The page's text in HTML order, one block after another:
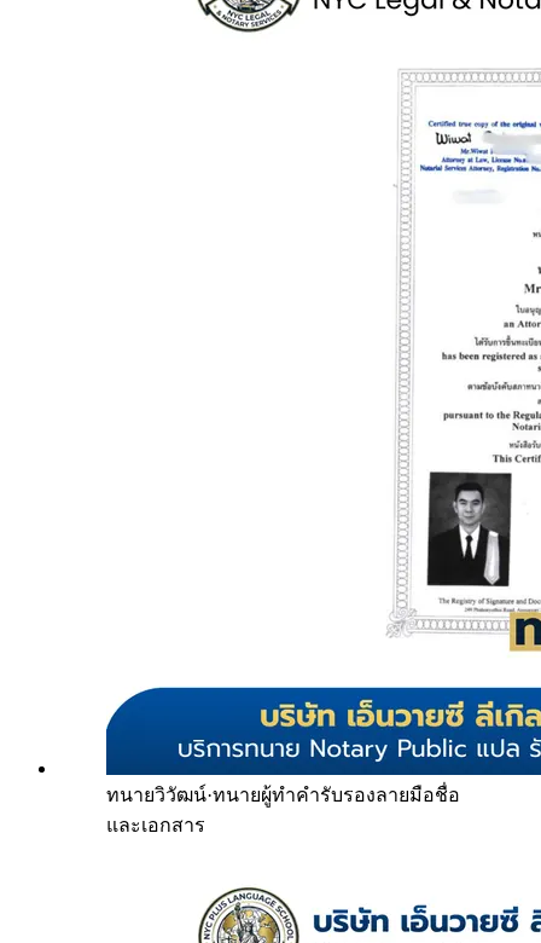
ทนายวิวัฒน์·ทนายผู้ทำคำรับรองลายมือชื่อ
และเอกสาร